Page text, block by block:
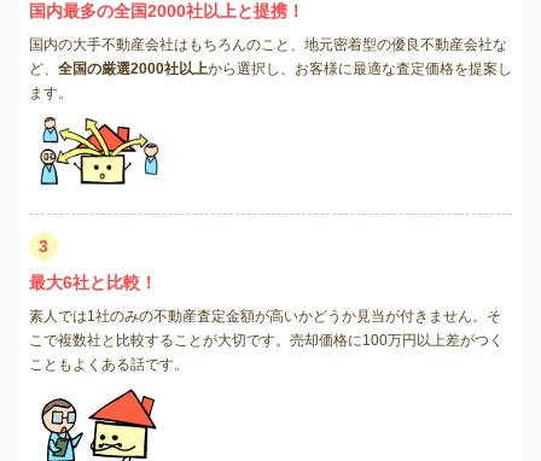
国内最多の全国2000社以上と提携！
国内の大手不動産会社はもちろんのこと、地元密着型の優良不動産会社な
ど、 全国の厳選2000社以上から選択し、お客様に最適な査定価格を提案し
ます。
3
最大6社と比較！
素人では1社のみの不動産査定金額が高いかどうか見当が付きません。そ
こで複数社と比較することが大切です。売却価格に100万円以上差がつく
こともよくある話です。